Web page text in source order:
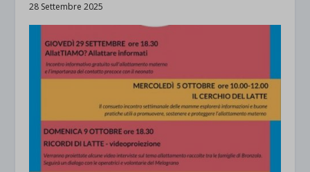
28 Settembre 2025